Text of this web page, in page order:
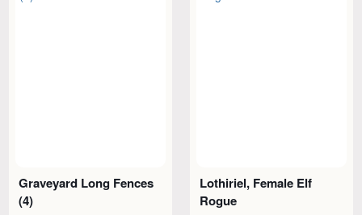
Graveyard Long Fences
(4)
Lothiriel, Female Elf
Rogue